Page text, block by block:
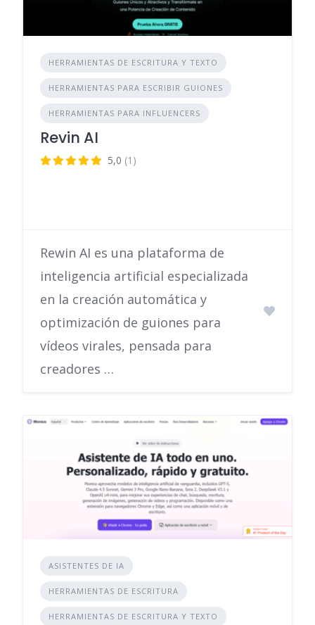
HERRAMIENTAS DE ESCRITURA Y TEXTO
HERRAMIENTAS PARA ESCRIBIR GUIONES
HERRAMIENTAS PARA INFLUENCERS
Revin AI
5,0 (1)
Rewin AI es una plataforma de
inteligencia artificial especializada
en la creación automática y
optimización de guiones para
vídeos virales, pensada para
creadores …
ASISTENTES DE IA
HERRAMIENTAS DE ESCRITURA
HERRAMIENTAS DE ESCRITURA Y TEXTO